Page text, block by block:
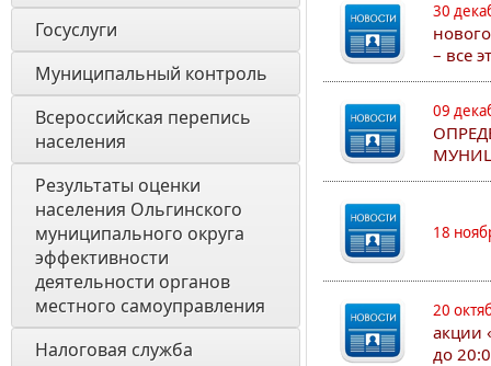
Госуслуги
Муниципальный контроль
Всероссийская перепись
населения
Результаты оценки
населения Ольгинского
муниципального округа
эффективности
деятельности органов
местного самоуправления
Налоговая служба
30
– все
09
18
20
акции
до